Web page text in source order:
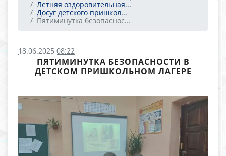
Летняя оздоровительная...
Досуг детского пришкол...
Пятиминутка безопаснос...
18.06.2025 08:22
ПЯТИМИНУТКА БЕЗОПАСНОСТИ В
ДЕТСКОМ ПРИШКОЛЬНОМ ЛАГЕРЕ